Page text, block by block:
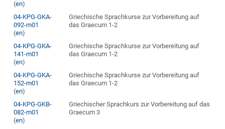
(en)
04-KPG-GKA-
092-m01
(en)
Griechische Sprachkurse zur Vorbereitung auf
das Graecum 1-2
04-KPG-GKA-
141-m01
(en)
Griechische Sprachkurse zur Vorbereitung auf
das Graecum 1-2
04-KPG-GKA-
152-m01
(en)
Griechische Sprachkurse zur Vorbereitung auf
das Graecum 1-2
04-KPG-GKB-
082-m01
(en)
Griechischer Sprachkurs zur Vorbereitung auf das
Graecum 3